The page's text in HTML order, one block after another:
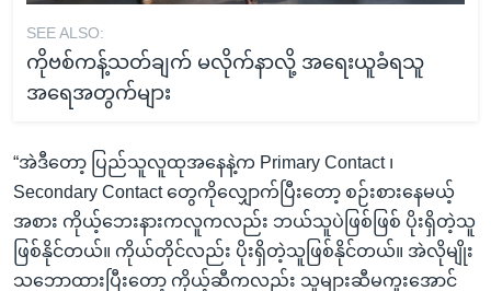
SEE ALSO:
ကိုဗစ်ကန့်သတ်ချက် မလိုက်နာလို့ အရေးယူခံရသူ
အရေအတွက်များ
“အဲဒီတော့ ပြည်သူလူထုအနေနဲ့က Primary Contact ၊
Secondary Contact တွေကိုလျှောက်ပြီးတော့ စဉ်းစားနေမယ့်
အစား ကိုယ့်ဘေးနားကလူကလည်း ဘယ်သူပဲဖြစ်ဖြစ် ပိုးရှိတဲ့သူ
ဖြစ်နိုင်တယ်။ ကိုယ်တိုင်လည်း ပိုးရှိတဲ့သူဖြစ်နိုင်တယ်။ အဲလိုမျိုး
သဘောထားပြီးတော့ ကိုယ့်ဆီကလည်း သူများဆီမကူးအောင်